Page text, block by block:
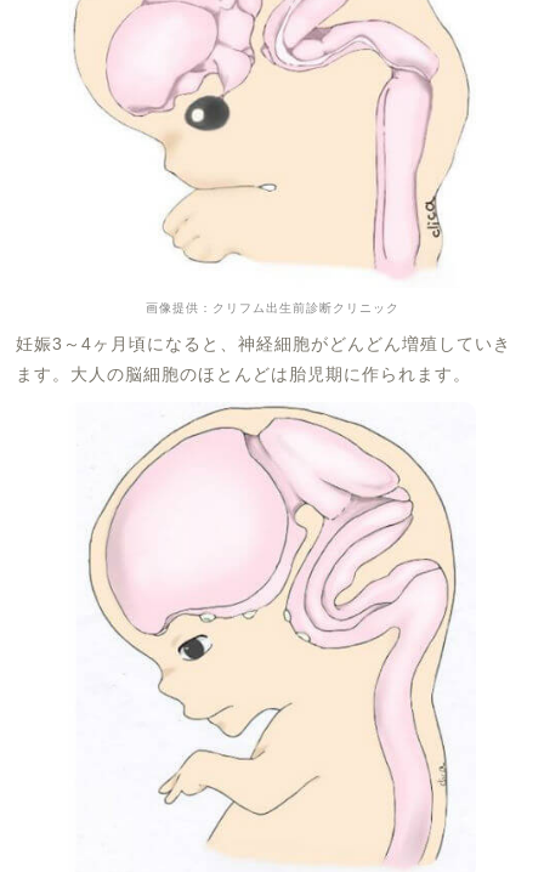
画像提供：クリフム出生前診断クリニック
妊娠3～4ヶ月頃になると、神経細胞がどんどん増殖していき
ます。大人の脳細胞のほとんどは胎児期に作られます。